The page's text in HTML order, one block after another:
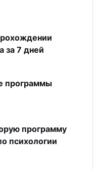
за 7 дней
программы
программу
психологии